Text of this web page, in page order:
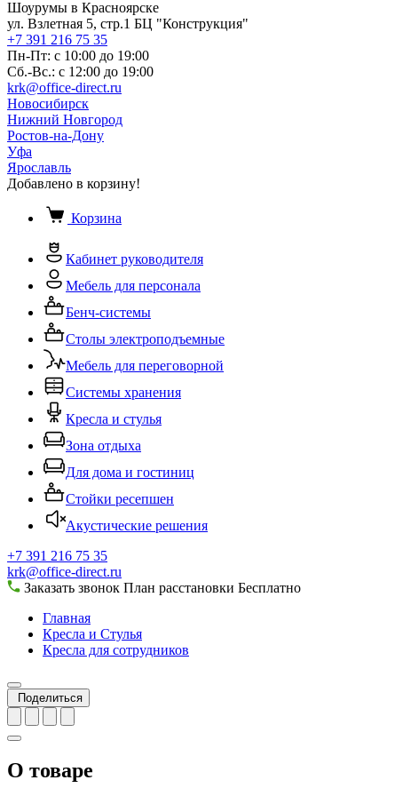
Шоурумы в Красноярске
ул. Взлетная 5, стр.1 БЦ "Конструкция"
+7 391 216 75 35
Пн-Пт: с 10:00 до 19:00
Сб.-Вс.: с 12:00 до 19:00
krk@office-direct.ru
Новосибирск
Нижний Новгород
Ростов-на-Дону
Уфа
Ярославль
Добавлено в корзину!
Корзина
Кабинет руководителя
Мебель для персонала
Бенч-системы
Столы электроподъемные
Мебель для переговорной
Системы хранения
Кресла и стулья
Зона отдыха
Для дома и гостиниц
Стойки ресепшен
Акустические решения
+7 391 216 75 35
krk@office-direct.ru
Заказать звонок План расстановки Бесплатно
Главная
Кресла и Стулья
Кресла для сотрудников
Поделиться
О товаре